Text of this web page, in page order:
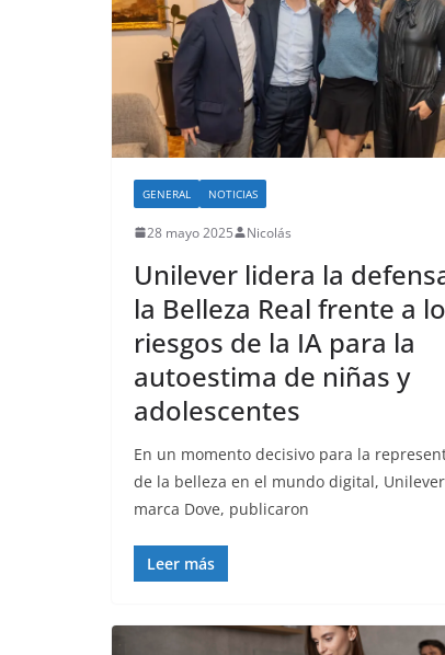
GENERAL NOTICIAS
28 mayo 2025 Nicolás
Unilever lidera la
la Belleza Real frente a
riesgos de la IA para la
autoestima de niñas y
adolescentes
En un momento decisivo para la
de la belleza en el mundo digital,
marca Dove, publicaron
Leer más